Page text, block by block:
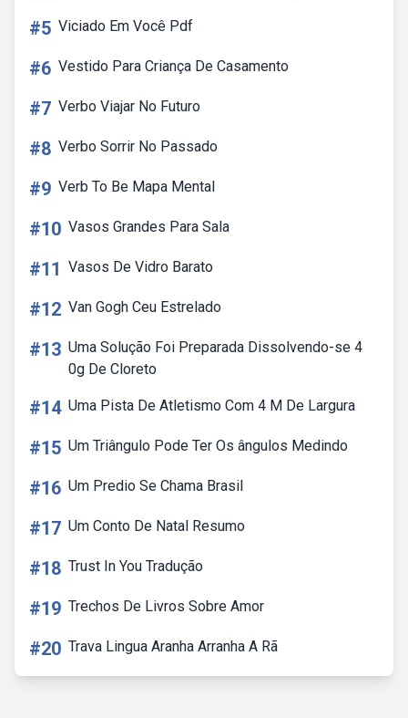
#5 Viciado Em Você Pdf
#6 Vestido Para Criança De Casamento
#7 Verbo Viajar No Futuro
#8 Verbo Sorrir No Passado
#9 Verb To Be Mapa Mental
#10 Vasos Grandes Para Sala
#11 Vasos De Vidro Barato
#12 Van Gogh Ceu Estrelado
#13 Uma Solução Foi Preparada Dissolvendo-se 4
0g De Cloreto
#14 Uma Pista De Atletismo Com 4 M De Largura
#15 Um Triângulo Pode Ter Os ângulos Medindo
#16 Um Predio Se Chama Brasil
#17 Um Conto De Natal Resumo
#18 Trust In You Tradução
#19 Trechos De Livros Sobre Amor
#20 Trava Lingua Aranha Arranha A Rã